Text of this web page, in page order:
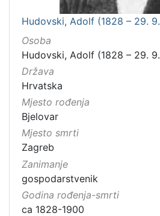
Hudovski, Adolf (1828 – 29.
Osoba
Hudovski, Adolf (1828 – 29.
Država
Hrvatska
Mjesto rođenja
Bjelovar
Mjesto smrti
Zagreb
Zanimanje
gospodarstvenik
Godina rođenja-smrti
ca 1828-1900